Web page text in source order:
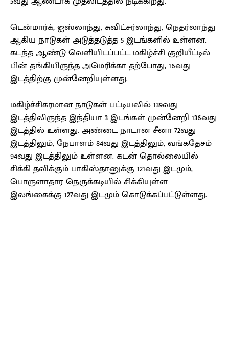
டென்மார்க், ஐஸ்லாந்து, சுவிட்சர்லாந்து, நெதர்லாந்து
ஆகிய நாடுகள் அடுத்தடுத்த 5 இடங்களில் உள்ளன.
கடந்த ஆண்டு வெளியிடப்பட்ட மகிழ்ச்சி குறியீட்டில்
பின் தங்கியிருந்த அமெரிக்கா தற்போது, 16வது
இடத்திற்கு முன்னேறியுள்ளது.
மகிழ்ச்சிகரமான நாடுகள் பட்டியலில் 139வது
இடத்திலிருந்த இந்தியா 3 இடங்கள் முன்னேறி 136வது
இடத்தில் உள்ளது. அண்டை நாடான சீனா 72வது
இடத்திலும், நேபாளம் 84வது இடத்திலும், வங்கதேசம்
94வது இடத்திலும் உள்ளன. கடன் தொல்லையில்
சிக்கி தவிக்கும் பாகிஸ்தானுக்கு 121வது இடமும்,
பொருளாதார நெருக்கடியில் சிக்கியுள்ள
இலங்கைக்கு 127வது இடமும் கொடுக்கப்பட்டுள்ளது.